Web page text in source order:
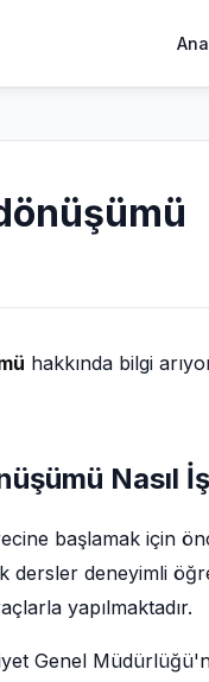
hakkında bilgi
Nasıl
başlamak için
dersler deneyimli
yapılmaktadır.
Genel